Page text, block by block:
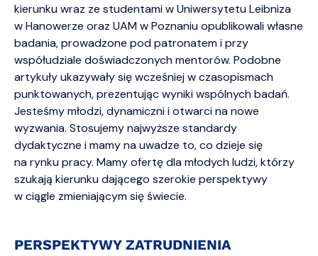
kierunku wraz ze studentami w Uniwersytetu Leibniza
w Hanowerze oraz UAM w Poznaniu opublikowali własne
badania, prowadzone pod patronatem i przy
współudziale doświadczonych mentorów. Podobne
artykuły ukazywały się wcześniej w czasopismach
punktowanych, prezentując wyniki wspólnych badań.
Jesteśmy młodzi, dynamiczni i otwarci na nowe
wyzwania. Stosujemy najwyższe standardy
dydaktyczne i mamy na uwadze to, co dzieje się
na rynku pracy. Mamy ofertę dla młodych ludzi, którzy
szukają kierunku dającego szerokie perspektywy
w ciągle zmieniającym się świecie.
PERSPEKTYWY ZATRUDNIENIA